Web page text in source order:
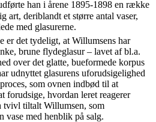
han i årene 1895-1898 en række
art, deriblandt et større antal vaser,
med glasurerne.
er det tydeligt, at Willumsens har
brune flydeglasur – lavet af bl.a.
over det glatte, bueformede korpus
udnyttet glasurens uforudsigelighed
som ovnen indbød til at
forudsige, hvordan leret reagerer
tvivl tiltalt Willumsen, som
vase med henblik på salg.